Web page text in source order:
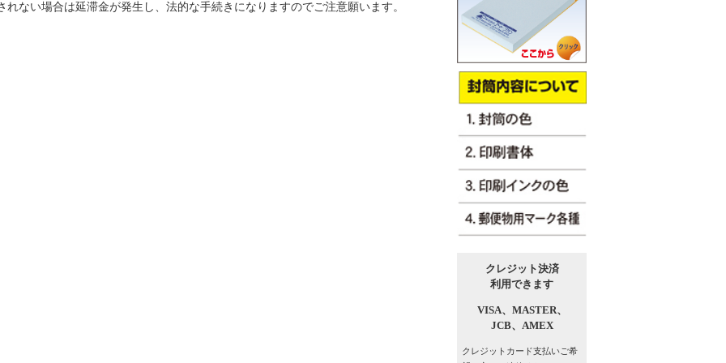
れない場合は延滞金が発生し、法的な手続きになりますのでご注意願います。
クレジット決済
利用できます
VISA、 MASTER、
JCB、 AMEX
クレジットカード支払いご希